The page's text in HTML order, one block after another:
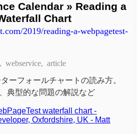
Calendar » Reading a
Chart
2019/reading-a-webpagetest-
webservice article
ーフォールチャートの読み方。
典型的な問題の解説など
waterfall chart -
Oxfordshire, UK - Matt